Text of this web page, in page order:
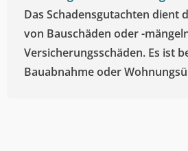
Das Schadensgutachten dient
von Bauschäden oder -
Versicherungsschäden. Es ist
Bauabnahme oder